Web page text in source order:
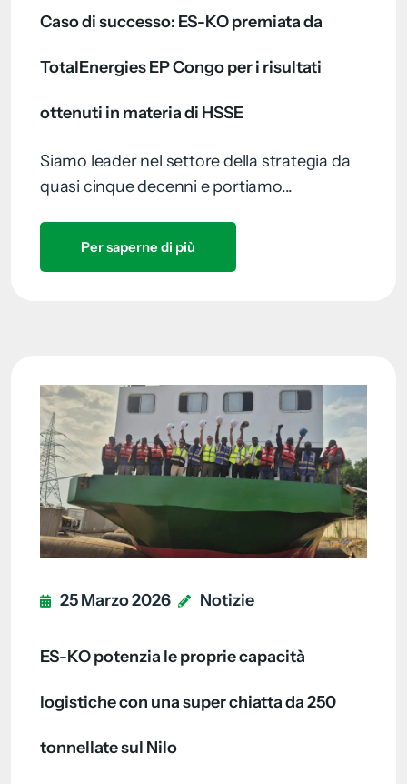
Caso di successo: ES-KO premiata da
TotalEnergies EP Congo per i risultati
ottenuti in materia di HSSE
Siamo leader nel settore della strategia da
quasi cinque decenni e portiamo...
Per saperne di più
25 Marzo 2026 Notizie
ES-KO potenzia le proprie capacità
logistiche con una super chiatta da 250
tonnellate sul Nilo